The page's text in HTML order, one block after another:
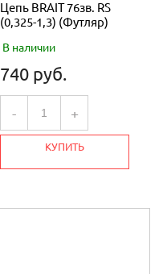
Цепь BRAIT 76зв. RS
(0,325-1,3) (Футляр)
В наличии
740 руб.
- +
КУПИТЬ